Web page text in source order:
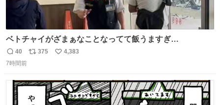
ベトチャイがざまぁなことなってて飯うますぎ
る〜〜〜！！！！！！！！ 店員さんの神対応によって先頭
並んでたのに列からハブられてたwwwwwwwwwwww
返
信
40
リ
ト
数
375
い
数
4,383
7時間前